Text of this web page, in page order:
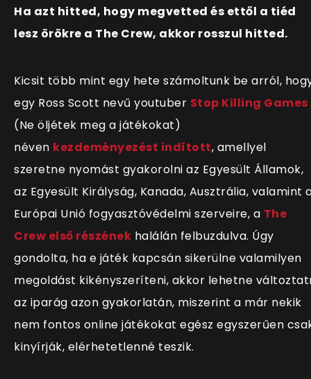
Ha azt hitted, hogy megvetted és ettől a tiéd
lesz örökre a The Crew, akkor rosszul hitted.
Kicsit több mint egy hete számoltunk be arról,
egy Ross Scott nevű youtuber Stop Killing Games
(Ne öljétek meg a játékokat)
néven kezdeményezést indított, amellyel
szeretne nyomást gyakorolni az Egyesült Államok,
az Egyesült Királyság, Kanada, Ausztrália, valamint
Európai Unió fogyasztóvédelmi szerveire, a The
Crew első részének halálán felbuzdulva. Úgy
gondolta, ha e játék kapcsán sikerülne valamilyen
megoldást kikényszeríteni, akkor lehetne
az iparág azon gyakorlatán, miszerint a már nekik
nem fontos online játékokat egész egyszerűen
kinyírják, elérhetetlenné teszik.